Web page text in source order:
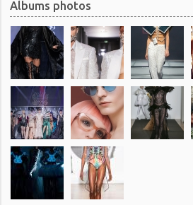
Albums photos